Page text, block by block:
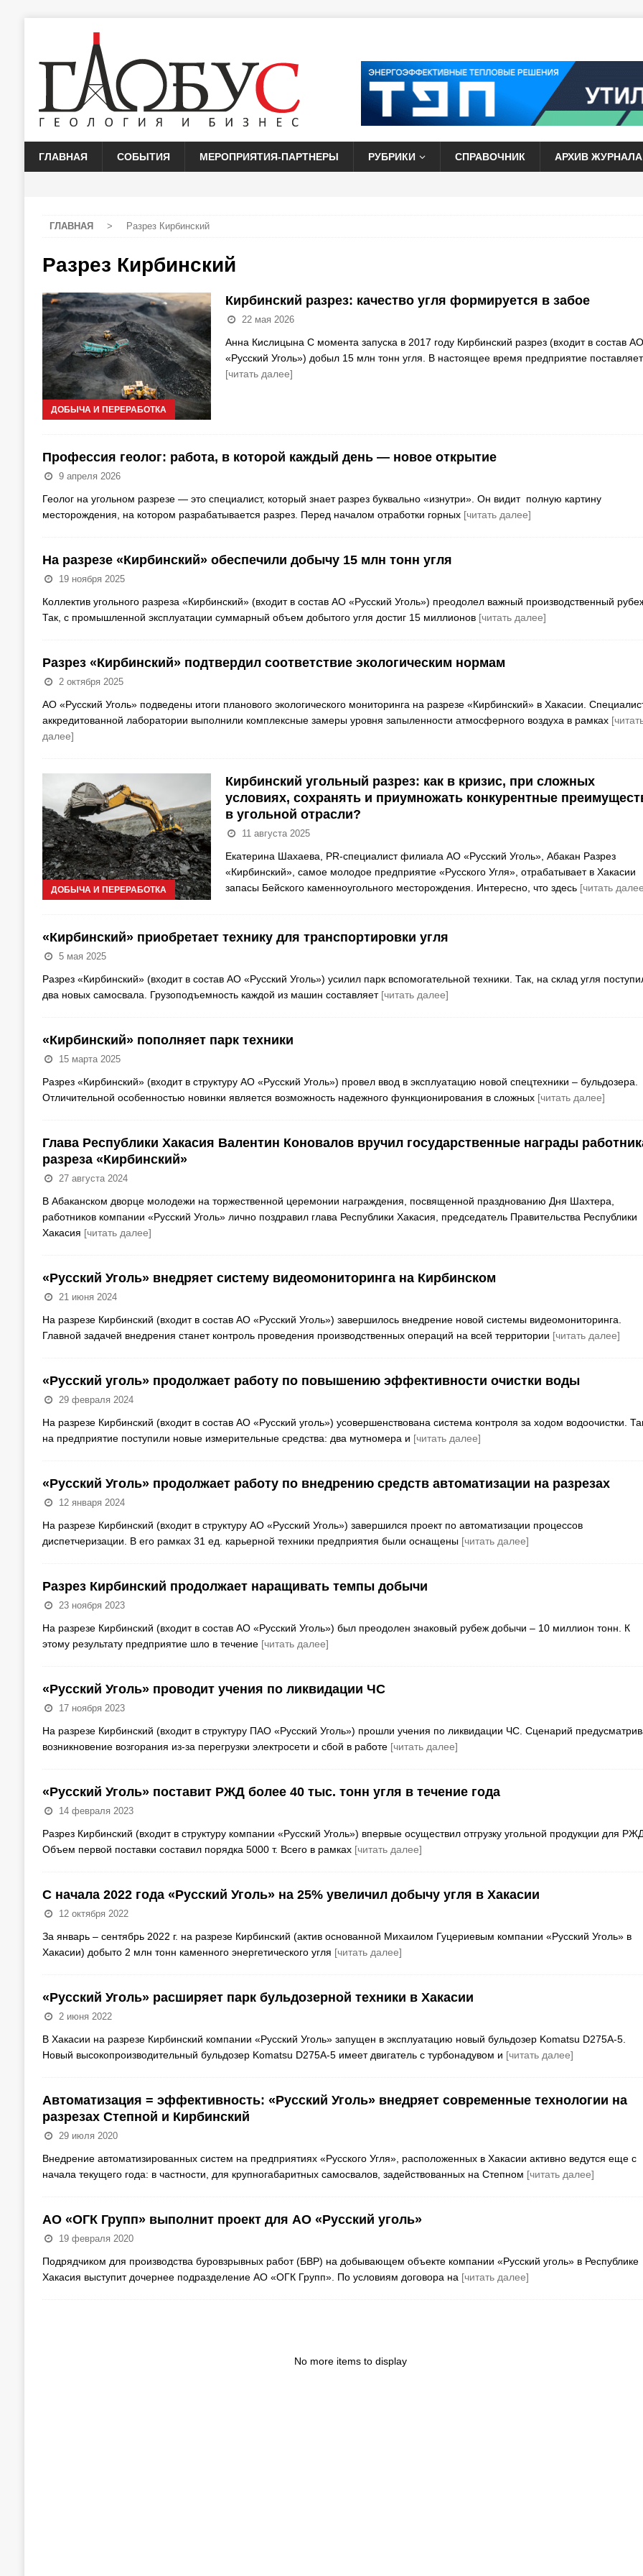
ГЛАВНАЯ СОБЫТИЯ МЕРОПРИЯТИЯ-ПАРТНЕРЫ РУБРИКИ СПРАВОЧНИК АРХИВ ЖУРНАЛА
ГЛАВНАЯ > Разрез Кирбинский
Разрез Кирбинский
ДОБЫЧА И ПЕРЕРАБОТКА
Кирбинский разрез: качество угля формируется в забое
22 мая 2026
Анна Кислицына С момента запуска в 2017 году Кирбинский разрез (входит в состав АО
«Русский Уголь») добыл 15 млн тонн угля. В настоящее время предприятие поставляет
[читать далее]
Профессия геолог: работа, в которой каждый день — новое открытие
9 апреля 2026
Геолог на угольном разрезе — это специалист, который знает разрез буквально «изнутри». Он видит полную картину
месторождения, на котором разрабатывается разрез. Перед началом отработки горных [читать далее]
На разрезе «Кирбинский» обеспечили добычу 15 млн тонн угля
19 ноября 2025
Коллектив угольного разреза «Кирбинский» (входит в состав АО «Русский Уголь») преодолел важный производственный
Так, с промышленной эксплуатации суммарный объем добытого угля достиг 15 миллионов [читать далее]
Разрез «Кирбинский» подтвердил соответствие экологическим нормам
2 октября 2025
АО «Русский Уголь» подведены итоги планового экологического мониторинга на разрезе «Кирбинский» в Хакасии.
аккредитованной лаборатории выполнили комплексные замеры уровня запыленности атмосферного воздуха в рамках
далее]
ДОБЫЧА И ПЕРЕРАБОТКА
Кирбинский угольный разрез: как в кризис, при сложных
условиях, сохранять и приумножать конкурентные
в угольной отрасли?
11 августа 2025
Екатерина Шахаева, PR-специалист филиала АО «Русский Уголь», Абакан Разрез
«Кирбинский», самое молодое предприятие «Русского Угля», отрабатывает в Хакасии
запасы Бейского каменноугольного месторождения. Интересно, что здесь [читать
«Кирбинский» приобретает технику для транспортировки угля
5 мая 2025
Разрез «Кирбинский» (входит в состав АО «Русский Уголь») усилил парк вспомогательной техники. Так, на склад угля
два новых самосвала. Грузоподъемность каждой из машин составляет [читать далее]
«Кирбинский» пополняет парк техники
15 марта 2025
Разрез «Кирбинский» (входит в структуру АО «Русский Уголь») провел ввод в эксплуатацию новой спецтехники – бульдозера.
Отличительной особенностью новинки является возможность надежного функционирования в сложных [читать далее]
Глава Республики Хакасия Валентин Коновалов вручил государственные награды
разреза «Кирбинский»
27 августа 2024
В Абаканском дворце молодежи на торжественной церемонии награждения, посвященной празднованию Дня Шахтера,
работников компании «Русский Уголь» лично поздравил глава Республики Хакасия, председатель Правительства Республики
Хакасия [читать далее]
«Русский Уголь» внедряет систему видеомониторинга на Кирбинском
21 июня 2024
На разрезе Кирбинский (входит в состав АО «Русский Уголь») завершилось внедрение новой системы видеомониторинга.
Главной задачей внедрения станет контроль проведения производственных операций на всей территории [читать далее]
«Русский уголь» продолжает работу по повышению эффективности очистки воды
29 февраля 2024
На разрезе Кирбинский (входит в состав АО «Русский уголь») усовершенствована система контроля за ходом водоочистки.
на предприятие поступили новые измерительные средства: два мутномера и [читать далее]
«Русский Уголь» продолжает работу по внедрению средств автоматизации на разрезах
12 января 2024
На разрезе Кирбинский (входит в структуру АО «Русский Уголь») завершился проект по автоматизации процессов
диспетчеризации. В его рамках 31 ед. карьерной техники предприятия были оснащены [читать далее]
Разрез Кирбинский продолжает наращивать темпы добычи
23 ноября 2023
На разрезе Кирбинский (входит в состав АО «Русский Уголь») был преодолен знаковый рубеж добычи – 10 миллион тонн. К
этому результату предприятие шло в течение [читать далее]
«Русский Уголь» проводит учения по ликвидации ЧС
17 ноября 2023
На разрезе Кирбинский (входит в структуру ПАО «Русский Уголь») прошли учения по ликвидации ЧС. Сценарий
возникновение возгорания из-за перегрузки электросети и сбой в работе [читать далее]
«Русский Уголь» поставит РЖД более 40 тыс. тонн угля в течение года
14 февраля 2023
Разрез Кирбинский (входит в структуру компании «Русский Уголь») впервые осуществил отгрузку угольной продукции для
Объем первой поставки составил порядка 5000 т. Всего в рамках [читать далее]
С начала 2022 года «Русский Уголь» на 25% увеличил добычу угля в Хакасии
12 октября 2022
За январь – сентябрь 2022 г. на разрезе Кирбинский (актив основанной Михаилом Гуцериевым компании «Русский Уголь» в
Хакасии) добыто 2 млн тонн каменного энергетического угля [читать далее]
«Русский Уголь» расширяет парк бульдозерной техники в Хакасии
2 июня 2022
В Хакасии на разрезе Кирбинский компании «Русский Уголь» запущен в эксплуатацию новый бульдозер Komatsu D275A-5.
Новый высокопроизводительный бульдозер Komatsu D275A-5 имеет двигатель с турбонадувом и [читать далее]
Автоматизация = эффективность: «Русский Уголь» внедряет современные технологии на
разрезах Степной и Кирбинский
29 июля 2020
Внедрение автоматизированных систем на предприятиях «Русского Угля», расположенных в Хакасии активно ведутся еще с
начала текущего года: в частности, для крупногабаритных самосвалов, задействованных на Степном [читать далее]
АО «ОГК Групп» выполнит проект для АО «Русский уголь»
19 февраля 2020
Подрядчиком для производства буровзрывных работ (БВР) на добывающем объекте компании «Русский уголь» в Республике
Хакасия выступит дочернее подразделение АО «ОГК Групп». По условиям договора на [читать далее]
No more items to display